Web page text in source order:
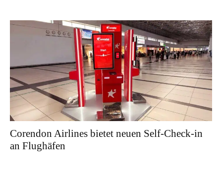
Corendon Airlines bietet neuen Self-Check-in
an Flughäfen